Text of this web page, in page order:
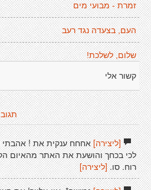
זמרת - מבועי מים
העם, בצעדה נגד רעב
שלום, לשלכת!
קשור אלי
[ליצירה]אחחח ענקית את ! אהבתי
לכי בכחך והושעת את האתר מהאיום
רוח. סו. [ליצירה]